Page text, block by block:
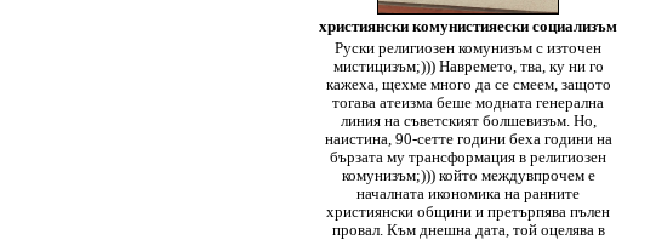
християнски комунистияески социализъм
Руски религиозен комунизъм с източен
мистицизъм;))) Навремето, тва, ку ни го
кажеха, щехме много да се смеем, защото
тогава атеизма беше модната генерална
линия на съветският болшевизъм. Но,
наистина, 90-сетте години беха години на
бързата му трансформация в религиозен
комунизъм;))) който междувпрочем е
началната икономика на ранните
християнски общини и претърпява пълен
провал. Към днешна дата, той оцелява в